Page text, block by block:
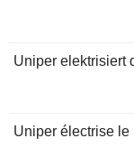
Uniper elektrisiert
Uniper électrise le